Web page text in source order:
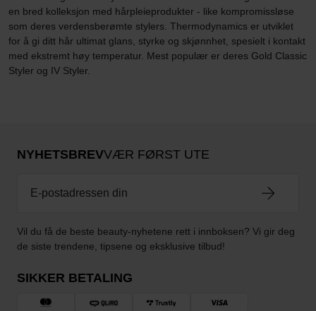
en bred kolleksjon med hårpleieprodukter - like kompromissløse
som deres verdensberømte stylers. Thermodynamics er utviklet
for å gi ditt hår ultimat glans, styrke og skjønnhet, spesielt i kontakt
med ekstremt høy temperatur. Mest populær er deres Gold Classic
Styler og IV Styler.
NYHETSBREVVÆR FØRST UTE
Vil du få de beste beauty-nyhetene rett i innboksen? Vi gir deg
de siste trendene, tipsene og eksklusive tilbud!
SIKKER BETALING